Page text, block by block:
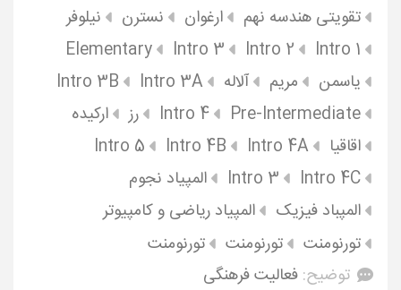
تقویتی هندسه نهم
ارغوان نسترن
نیلوفر
Intro 1
Intro 2
Intro 3
Elementary
یاسمن
مریم آلاله Intro 3A
Intro 3B
Pre-Intermediate
Intro 4 رز
ارکیده
اقاقیا
Intro 4A
Intro 4B
Intro 5
Intro 4C
Intro 3
المپیاد نجوم
المپباد فیزیک
المپیاد ریاضی و کامپیوتر
تورنومنت
تورنومنت
تورنومنت
توضیح: فعالیت فرهنگی